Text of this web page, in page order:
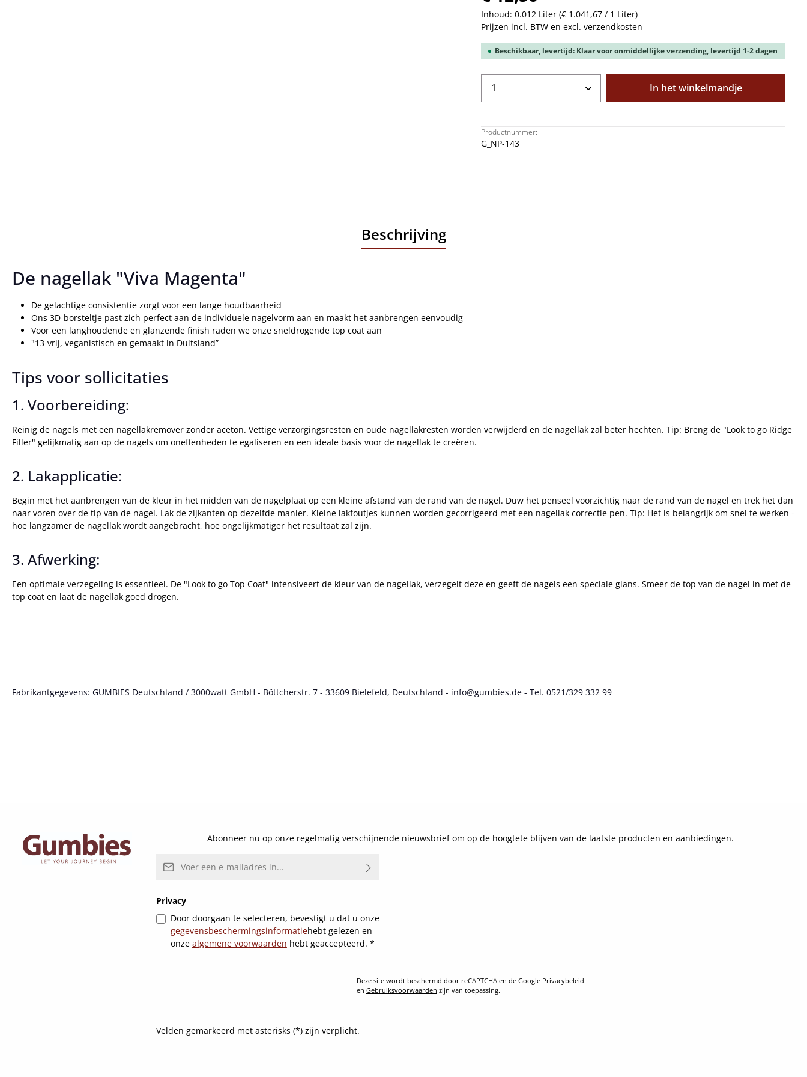
Inhoud:0.012 Liter(€ 1.041,67 / 1 Liter)
Prijzen incl. BTW en excl. verzendkosten
Beschikbaar, levertijd: Klaar voor onmiddellijke verzending, levertijd 1-2 dagen
Producthoeveelheid: Voer de gewenste
In het winkelmandje
Productnummer:
G_NP-143
Beschrijving
De nagellak "Viva Magenta"
De gelachtige consistentie zorgt voor een lange houdbaarheid
Ons 3D-borsteltje past zich perfect aan de individuele nagelvorm aan en maakt het aanbrengen eenvoudig
Voor een langhoudende en glanzende finish raden we onze sneldrogende top coat aan
"13-vrij, veganistisch en gemaakt in Duitsland”
Tips voor sollicitaties
1. Voorbereiding:
Reinig de nagels met een nagellakremover zonder aceton. Vettige verzorgingsresten en oude nagellakresten worden verwijderd en de nagellak zal beter hechten. Tip: Breng de "Look to go Ridge
Filler" gelijkmatig aan op de nagels om oneffenheden te egaliseren en een ideale basis voor de nagellak te creëren.
2. Lakapplicatie:
Begin met het aanbrengen van de kleur in het midden van de nagelplaat op een kleine afstand van de rand van de nagel. Duw het penseel voorzichtig naar de rand van de nagel en trek het dan
naar voren over de tip van de nagel. Lak de zijkanten op dezelfde manier. Kleine lakfoutjes kunnen worden gecorrigeerd met een nagellak correctie pen. Tip: Het is belangrijk om snel te werken -
hoe langzamer de nagellak wordt aangebracht, hoe ongelijkmatiger het resultaat zal zijn.
3. Afwerking:
Een optimale verzegeling is essentieel. De "Look to go Top Coat" intensiveert de kleur van de nagellak, verzegelt deze en geeft de nagels een speciale glans. Smeer de top van de nagel in met de
top coat en laat de nagellak goed drogen.
Fabrikantgegevens: GUMBIES Deutschland / 3000watt GmbH - Böttcherstr. 7 - 33609 Bielefeld, Deutschland - info@gumbies.de - Tel. 0521/329 332 99
Abonneer nu op onze regelmatig verschijnende nieuwsbrief om op de hoogtete blijven van de laatste producten en aanbiedingen.
E-mailadres*
Privacy
Door doorgaan te selecteren, bevestigt u dat u onze
gegevensbeschermingsinformatiehebt gelezen en
onze algemene voorwaarden hebt geaccepteerd. *
Deze site wordt beschermd door reCAPTCHA en de Google Privacybeleid
en Gebruiksvoorwaarden zijn van toepassing.
Velden gemarkeerd met asterisks (*) zijn verplicht.